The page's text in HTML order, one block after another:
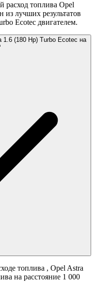
расход топлива Opel
из лучших результатов
Ecotec двигателем.
1.6 (180 Hp) Turbo Ecotec на
топлива , Opel Astra
на расстояние 1 000